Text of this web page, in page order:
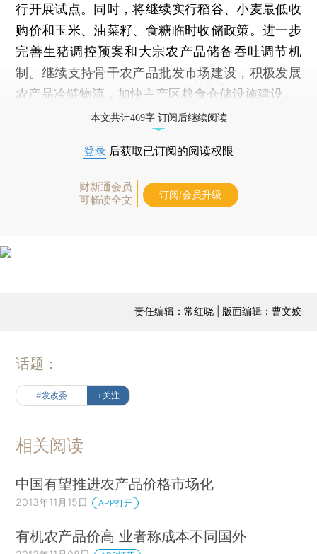
行开展试点。同时，将继续实行稻谷、小麦最低收
购价和玉米、油菜籽、食糖临时收储政策。进一步
完善生猪调控预案和大宗农产品储备吞吐调节机
制。继续支持骨干农产品批发市场建设，积极发展
农产品冷链物流，加快主产区粮食仓储设施建设。
本文共计469字 订阅后继续阅读
登录 后获取已订阅的阅读权限
财新通会员
可畅读全文
订阅/会员升级
责任编辑：常红晓 | 版面编辑：曹文姣
话题：
#发改委 +关注
相关阅读
中国有望推进农产品价格市场化
2013年11月15日 APP打开
有机农产品价高 业者称成本不同国外